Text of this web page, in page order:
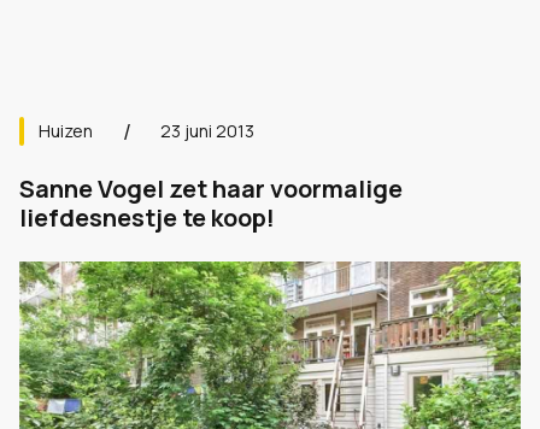
Huizen 23 juni 2013
Sanne Vogel zet haar voormalige
liefdesnestje te koop!